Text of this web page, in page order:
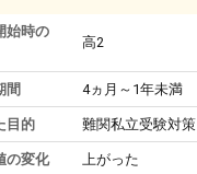
始時の
高2
間 4ヵ月～1年未満
目的 難関私立受験対策
の変化 上がった